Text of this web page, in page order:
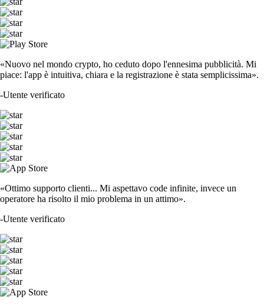
«Nuovo nel mondo crypto, ho ceduto dopo l'ennesima pubblicità. Mi
piace: l'app è intuitiva, chiara e la registrazione è stata semplicissima».
-Utente verificato
«Ottimo supporto clienti... Mi aspettavo code infinite, invece un
operatore ha risolto il mio problema in un attimo».
-Utente verificato